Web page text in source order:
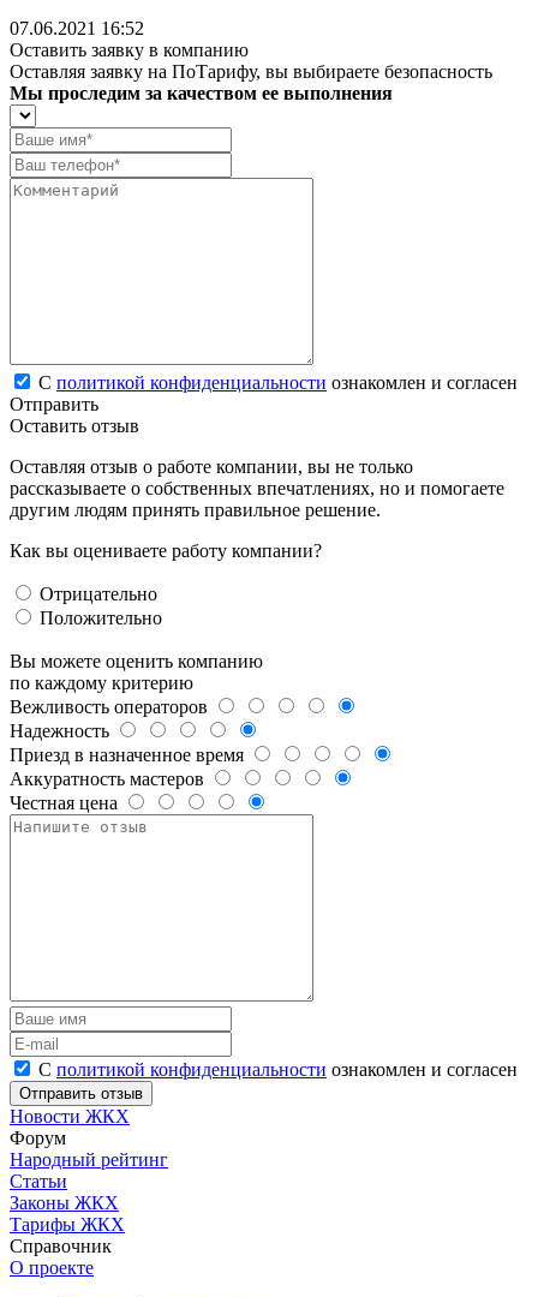
07.06.2021 16:52
Оставить заявку в компанию
Оставляя заявку на ПоТарифу, вы выбираете безопасность
Мы проследим за качеством ее выполнения
С политикой конфиденциальности ознакомлен и согласен
Отправить
Оставить отзыв
Оставляя отзыв о работе компании, вы не только
рассказываете о собственных впечатлениях, но и помогаете
другим людям принять правильное решение.
Как вы оцениваете работу компании?
Отрицательно
Положительно
Вы можете оценить компанию
по каждому критерию
Вежливость операторов
Надежность
Приезд в назначенное время
Аккуратность мастеров
Честная цена
С политикой конфиденциальности ознакомлен и согласен
Новости ЖКХ
Форум
Народный рейтинг
Статьи
Законы ЖКХ
Тарифы ЖКХ
Справочник
О проекте